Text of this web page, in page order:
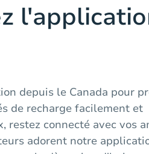
depuis le Canada pour
de recharge facilement et
restez connecté avec vos
adorent notre